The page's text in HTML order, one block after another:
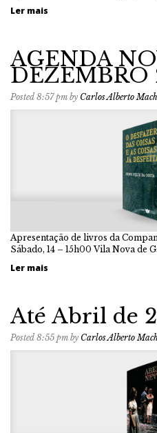
Ler mais
AGENDA
DEZEMBRO
Posted 8:57 pm by Carlos Alberto
Apresentação de livros da
Sábado, 14 – 15h00 Vila Nova de
Ler mais
Até Abril de
Posted 8:55 pm by Carlos Alberto